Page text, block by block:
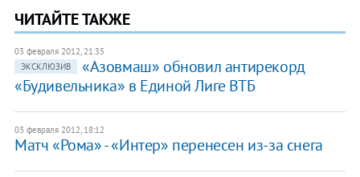
ЧИТАЙТЕ ТАКЖЕ
03 февраля 2012, 21:35
ЭКСКЛЮЗИВ
​«Азовмаш» обновил антирекорд
«Будивельника» в Единой Лиге ВТБ
03 февраля 2012, 18:12
​Матч «Рома» - «Интер» перенесен из-за снега